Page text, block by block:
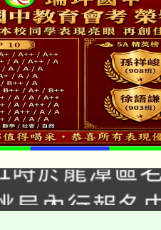
8/29、30在
!
局內行報名